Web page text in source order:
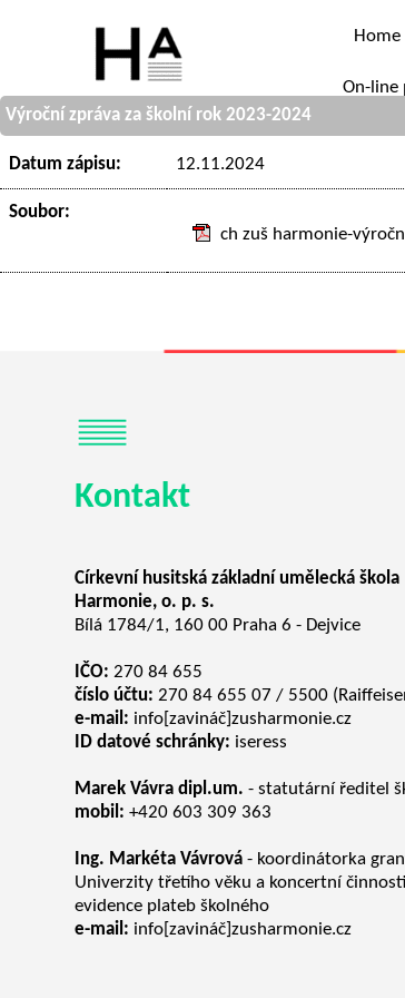
Home
On-line
Výroční zpráva za školní rok 2023-2024
Datum zápisu: 12.11.2024
Soubor:
ch zuš harmonie-
Kontakt
Církevní husitská základní umělecká škola
Harmonie, o. p. s.
Bílá 1784/1, 160 00 Praha 6 - Dejvice
IČO: 270 84 655
číslo účtu: 270 84 655 07 / 5500
e-mail: info[zavináč]zusharmonie.cz
ID datové schránky: iseress
Marek Vávra dipl.um. - statutární ředitel
mobil: +420 603 309 363
Ing. Markéta Vávrová - koordinátorka
Univerzity třetího věku a koncertní
evidence plateb školného
e-mail: info[zavináč]zusharmonie.cz